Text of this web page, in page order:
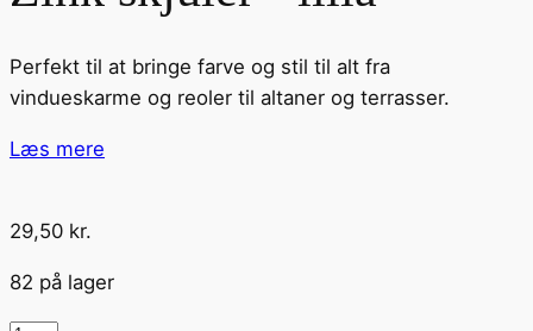
Perfekt til at bringe farve og stil til alt fra
vindueskarme og reoler til altaner og terrasser.
Læs mere
29,50 kr.
82 på lager